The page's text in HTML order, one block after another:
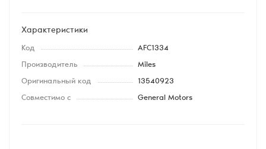
Характеристики
Код AFC1334
Производитель Miles
Оригинальный код 13540923
Совместимо с General Motors